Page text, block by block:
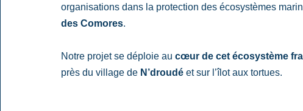
organisations dans la protection des écosystèmes
des Comores.
Notre projet se déploie au cœur de cet écosystème
près du village de N’droudé et sur l’îlot aux tortues.